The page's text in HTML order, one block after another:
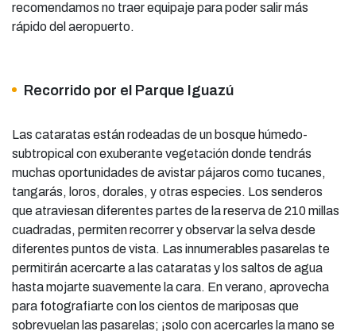
recomendamos no traer equipaje para poder salir más
rápido del aeropuerto.
Recorrido por el Parque Iguazú
Las cataratas están rodeadas de un bosque húmedo-
subtropical con exuberante vegetación donde tendrás
muchas oportunidades de avistar pájaros como tucanes,
tangarás, loros, dorales, y otras especies. Los senderos
que atraviesan diferentes partes de la reserva de 210 millas
cuadradas, permiten recorrer y observar la selva desde
diferentes puntos de vista. Las innumerables pasarelas te
permitirán acercarte a las cataratas y los saltos de agua
hasta mojarte suavemente la cara. En verano, aprovecha
para fotografiarte con los cientos de mariposas que
sobrevuelan las pasarelas; ¡solo con acercarles la mano se